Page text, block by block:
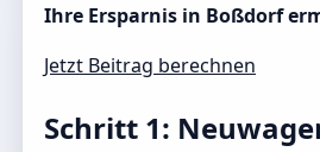
Ihre Ersparnis in Boßdorf
Jetzt Beitrag berechnen
Schritt 1: